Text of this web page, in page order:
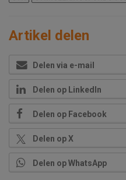
Artikel delen
Delen via e-mail
Delen op LinkedIn
Delen op Facebook
Delen op X
Delen op WhatsApp